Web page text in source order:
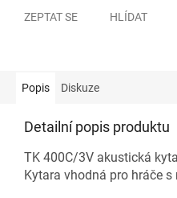
ZEPTAT SE HLÍDAT
Popis Diskuze
Detailní popis produktu
TK 400C/3V akustická
Kytara vhodná pro hráče